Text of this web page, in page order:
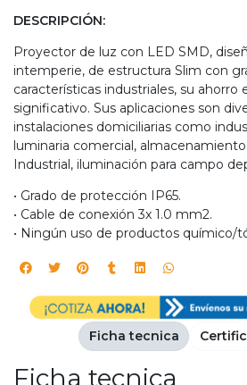
DESCRIPCIÓN:
Proyector de luz con LED SMD,
intemperie, de estructura Slim con
características industriales, su ahorro
significativo. Sus aplicaciones son
instalaciones domiciliarias como
luminaria comercial,
Industrial, iluminación para campo
• Grado de protección IP65.
• Cable de conexión 3x 1.0 mm2.
• Ningún uso de productos químico/
Ficha tecnica
Ficha tecnica